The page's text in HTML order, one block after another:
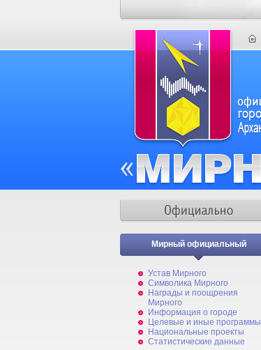
Мирный официальный
Устав Мирного
Символика Мирного
Награды и поощрения
Мирного
Информация о городе
Целевые и иные программы
Национальные проекты
Статистические данные